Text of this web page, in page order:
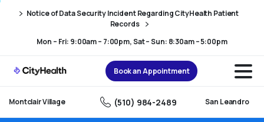
navigation
Notice of Data Security Incident Regarding CityHealth Patient
Records
Mon – Fri: 9:00am – 7:00pm, Sat – Sun: 8:30am – 5:00pm
Book an Appointment
Montclair Village (510) 984-2489 San Leandro